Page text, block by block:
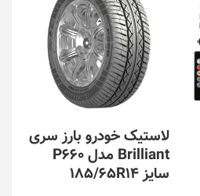
لاستیک خودرو بارز سری
Brilliant مدل P660
سایز 185/65R14